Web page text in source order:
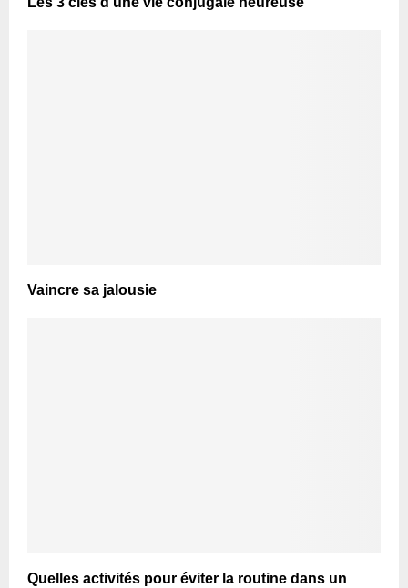
Vaincre sa jalousie
Quelles activités pour éviter la routine dans un